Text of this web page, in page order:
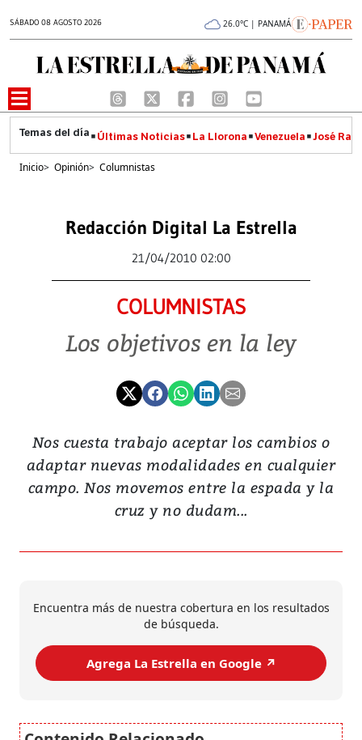
SÁBADO 08 AGOSTO 2026 26.0°C | PANAMÁ
Últimas Noticias La Llorona Venezuela José
Inicio> Opinión> Columnistas
Redacción Digital La Estrella
21/04/2010 02:00
COLUMNISTAS
Los objetivos en la ley
Nos cuesta trabajo aceptar los cambios o
adaptar nuevas modalidades en cualquier
campo. Nos movemos entre la espada y la
cruz y no dudam...
Encuentra más de nuestra cobertura en los resultados
de búsqueda.
Agrega La Estrella en Google ↗️